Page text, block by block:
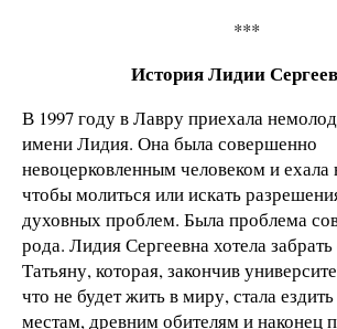
***
История Лидии
В 1997 году в Лавру приехала
имени Лидия. Она была совершенно
невоцерковленным человеком и ехала
чтобы молиться или искать
духовных проблем. Была проблема
рода. Лидия Сергеевна хотела
Татьяну, которая, закончив
что не будет жить в миру, стала
местам, древним обителям и наконец